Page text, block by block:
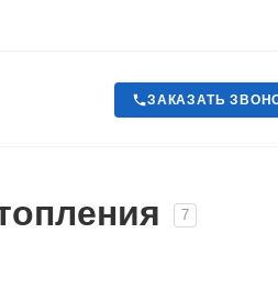
ЗАКАЗАТЬ
7